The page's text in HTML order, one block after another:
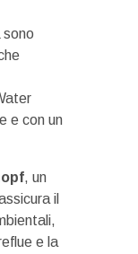
sono
e con un
, un
il
e la